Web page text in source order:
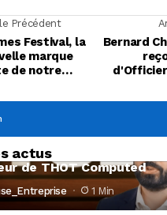
Précédent
Festival, la
marque
de notre
Bernard
d'Officier
actusde Christophe
de THOT Computed
1 Min